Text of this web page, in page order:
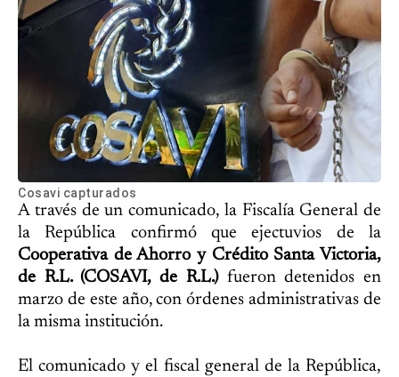
Cosavi capturados
A través de un comunicado, la Fiscalía General de
la República confirmó que ejectuvios de la
Cooperativa de Ahorro y Crédito Santa Victoria,
de R.L. (COSAVI, de R.L.)fueron detenidos en
marzo de este año, con órdenes administrativas de
la misma institución.
El comunicado y el fiscal general de la República,